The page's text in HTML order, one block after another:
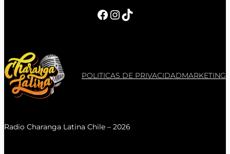
Facebook InstagramTikTok
POLITICAS DE PRIVACIDADMARKETING
Radio Charanga Latina Chile – 2026